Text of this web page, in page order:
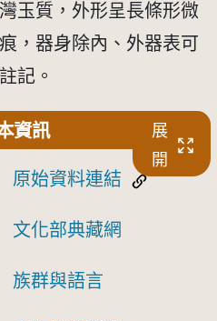
玉質，外形呈長條形微
，器身除內、外器表可
記。
資訊
展
開
原始資料連結
文化部典藏網
族群與語言